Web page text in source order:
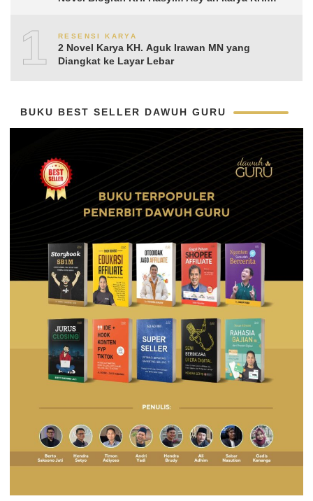
10RESENSI KARYA
2 Novel Karya KH. Aguk Irawan MN yang
Diangkat ke Layar Lebar
BUKU BEST SELLER DAWUH GURU